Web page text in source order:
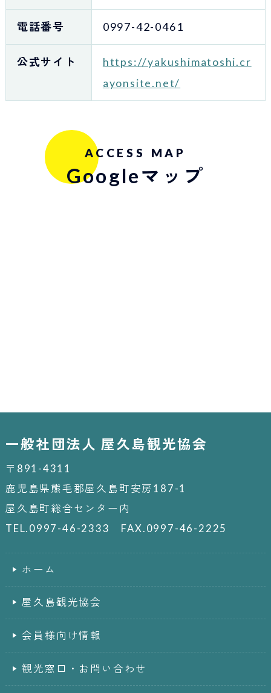
電話番号 0997-42-0461
公式サイト
https://yakushimatoshi.cr
ayonsite.net/
ACCESS MAP
Googleマップ
一般社団法人 屋久島観光協会
〒891-4311
鹿児島県熊毛郡屋久島町安房187-1
屋久島町総合センター内
TEL.0997-46-2333 FAX.0997-46-2225
ホーム
屋久島観光協会
会員様向け情報
観光窓口・お問い合わせ